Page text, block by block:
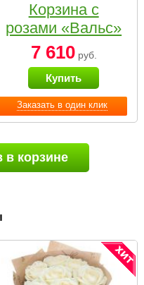
Заказать в один клик
Корзина с
розами «Вальс»
7 610руб.
Купить
в корзине